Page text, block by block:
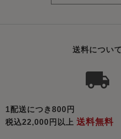
送料について
1配送につき800円
税込22,000円以上送料無料